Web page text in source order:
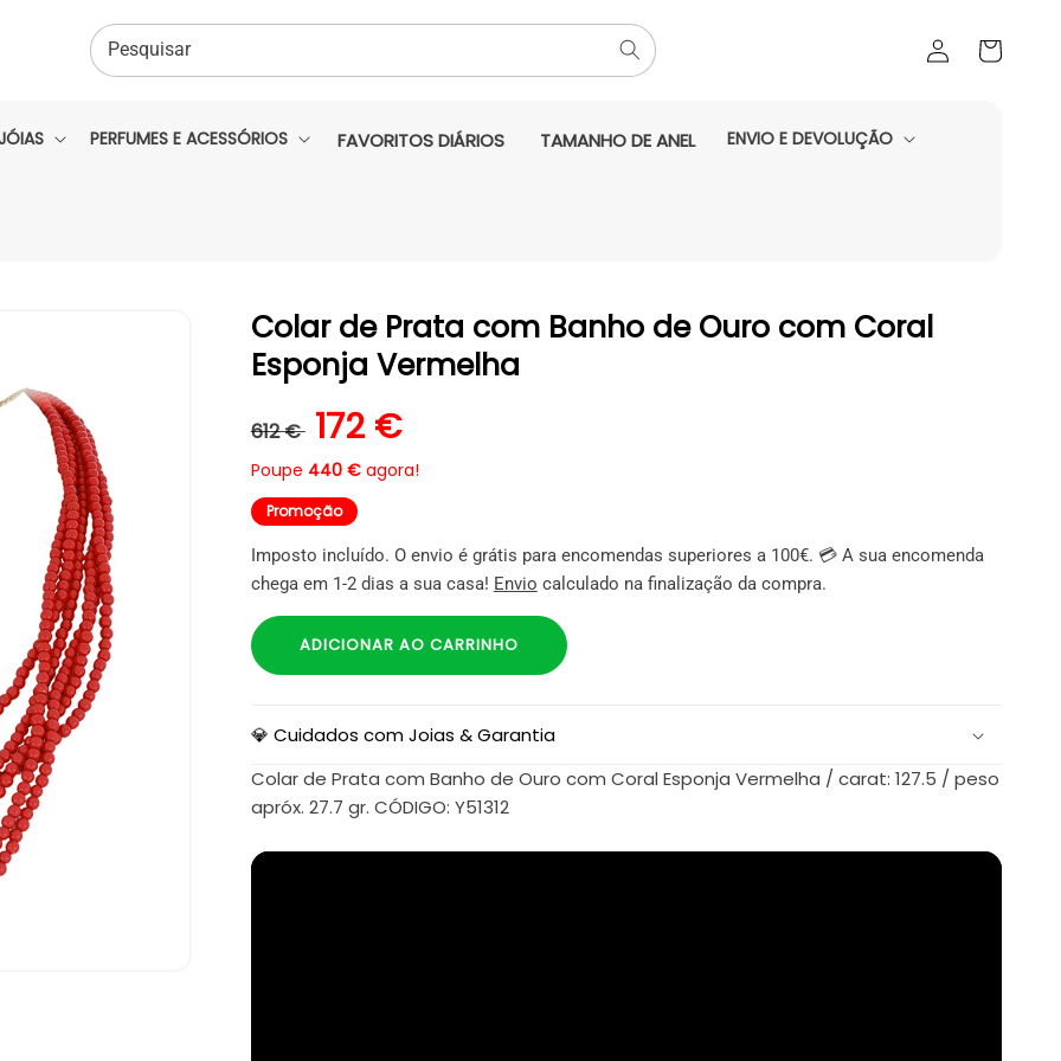
Iniciar
sessão
Carrinho
Pesquisar
PERFUMES E ACESSÓRIOS FAVORITOS DIÁRIOS TAMANHO DE ANEL ENVIO E DEVOLUÇÃO
Colar de Prata com Banho de Ouro com Coral
Esponja Vermelha
Preço normal
612 €Preço de saldo
172 €
Poupe 440 €agora!
Promoção
Imposto incluído. O envio é grátis para encomendas superiores a 100€. 💳 A sua encomenda
chega em 1-2 dias a sua casa! Envio calculado na finalização da compra.
ADICIONAR AO CARRINHO
💎 Cuidados com Joias & Garantia
Colar de Prata com Banho de Ouro com Coral Esponja Vermelha / carat: 127.5 / peso
apróx. 27.7 gr. CÓDIGO: Y51312